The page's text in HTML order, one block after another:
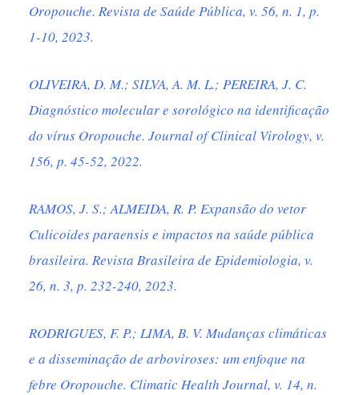
Oropouche. Revista de Saúde Pública, v. 56, n. 1, p.
1-10, 2023.
OLIVEIRA, D. M.; SILVA, A. M. L.; PEREIRA, J. C.
Diagnóstico molecular e sorológico na identificação
do vírus Oropouche. Journal of Clinical Virology, v.
156, p. 45-52, 2022.
RAMOS, J. S.; ALMEIDA, R. P. Expansão do vetor
Culicoides paraensis e impactos na saúde pública
brasileira. Revista Brasileira de Epidemiologia, v.
26, n. 3, p. 232-240, 2023.
RODRIGUES, F. P.; LIMA, B. V. Mudanças climáticas
e a disseminação de arboviroses: um enfoque na
febre Oropouche. Climatic Health Journal, v. 14, n.